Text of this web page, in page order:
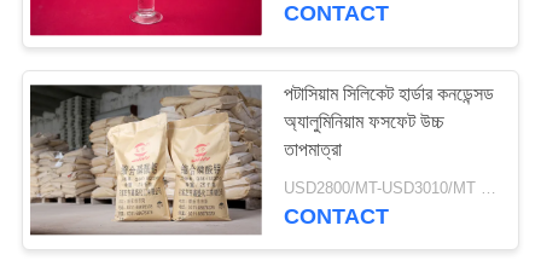
অ্যালুমিনিয়াম ফসফেট
CONTACT
পটাসিয়াম সিলিকেট হার্ডার কনডেন্সড
অ্যালুমিনিয়াম ফসফেট উচ্চ
তাপমাত্রা
CONTACT